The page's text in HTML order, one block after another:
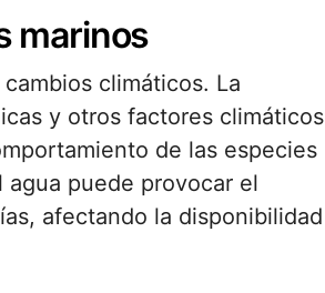
marinos
climáticos. La
y otros factores climáticos
de las especies
puede provocar el
afectando la disponibilidad